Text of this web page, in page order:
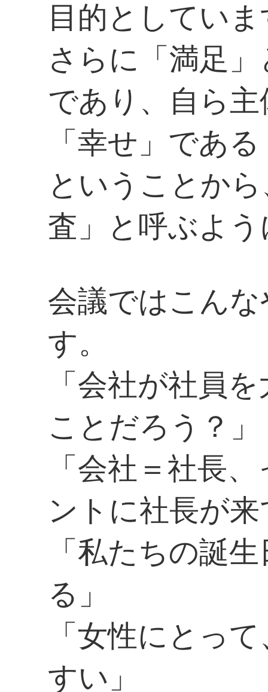
目的としてい
さらに「満足
であり、自ら
「幸せ」である
ということか
査」と呼ぶよ
会議ではこん
す。
「会社が社員
ことだろう？」
「会社＝社長
ントに社長が
「私たちの誕
る」
「女性にとっ
すい」